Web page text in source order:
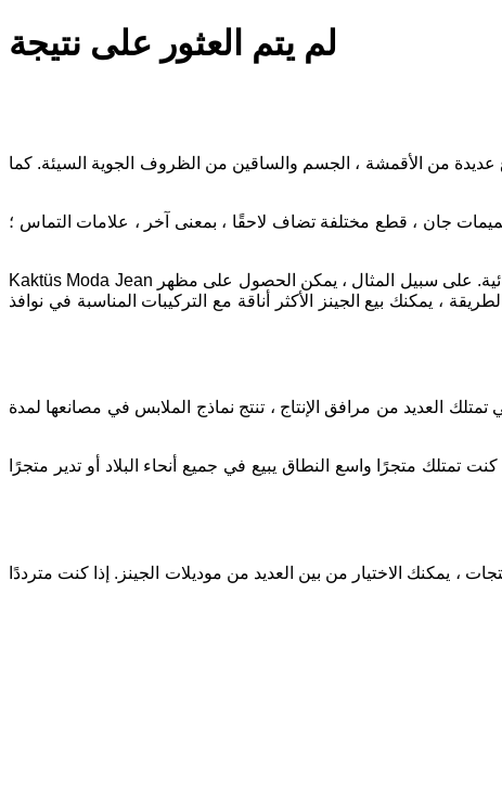
لم يتم العثور على نتيجة
عديدة من الأقمشة ، الجسم والساقين من الظروف الجوية السيئة. كما
جان ، قطع مختلفة تضاف لاحقًا ، بمعنى آخر ، علامات التماس ؛
على سبيل المثال ، يمكن الحصول على مظهر
، يمكنك بيع الجينز الأكثر أناقة مع التركيبات المناسبة في نوافذ
العديد من مرافق الإنتاج ، تنتج نماذج الملابس في مصانعها لمدة
تمتلك متجرًا واسع النطاق يبيع في جميع أنحاء البلاد أو تدير متجرًا
، يمكنك الاختيار من بين العديد من موديلات الجينز. إذا كنت مترددًا